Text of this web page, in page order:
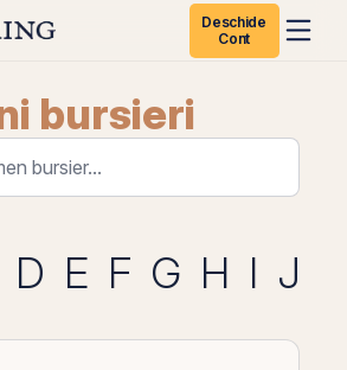
Deschide
Cont
bursieri
D E F G H I J